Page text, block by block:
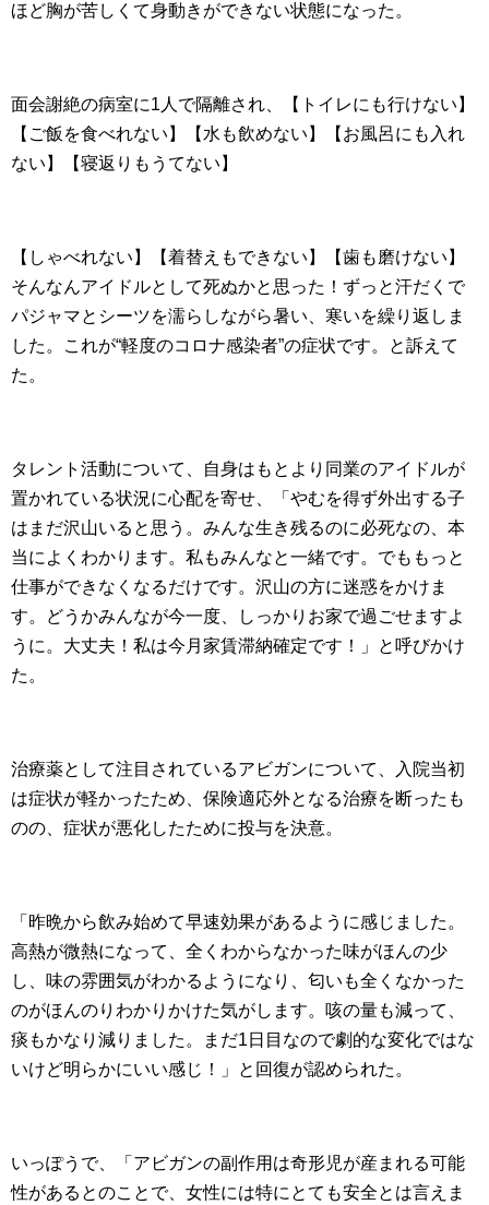
ほど胸が苦しくて身動きができない状態になった。
面会謝絶の病室に1人で隔離され、【トイレにも行けない】
【ご飯を食べれない】【水も飲めない】【お風呂にも入れ
ない】【寝返りもうてない】
【しゃべれない】【着替えもできない】【歯も磨けない】
そんなんアイドルとして死ぬかと思った！ずっと汗だくで
パジャマとシーツを濡らしながら暑い、寒いを繰り返しま
した。これが“軽度のコロナ感染者”の症状です。と訴えて
た。
タレント活動について、自身はもとより同業のアイドルが
置かれている状況に心配を寄せ、「やむを得ず外出する子
はまだ沢山いると思う。みんな生き残るのに必死なの、本
当によくわかります。私もみんなと一緒です。でももっと
仕事ができなくなるだけです。沢山の方に迷惑をかけま
す。どうかみんなが今一度、しっかりお家で過ごせますよ
うに。大丈夫！私は今月家賃滞納確定です！」と呼びかけ
た。
治療薬として注目されているアビガンについて、入院当初
は症状が軽かったため、保険適応外となる治療を断ったも
のの、症状が悪化したために投与を決意。
「昨晩から飲み始めて早速効果があるように感じました。
高熱が微熱になって、全くわからなかった味がほんの少
し、味の雰囲気がわかるようになり、匂いも全くなかった
のがほんのりわかりかけた気がします。咳の量も減って、
痰もかなり減りました。まだ1日目なので劇的な変化ではな
いけど明らかにいい感じ！」と回復が認められた。
いっぽうで、「アビガンの副作用は奇形児が産まれる可能
性があるとのことで、女性には特にとても安全とは言えま